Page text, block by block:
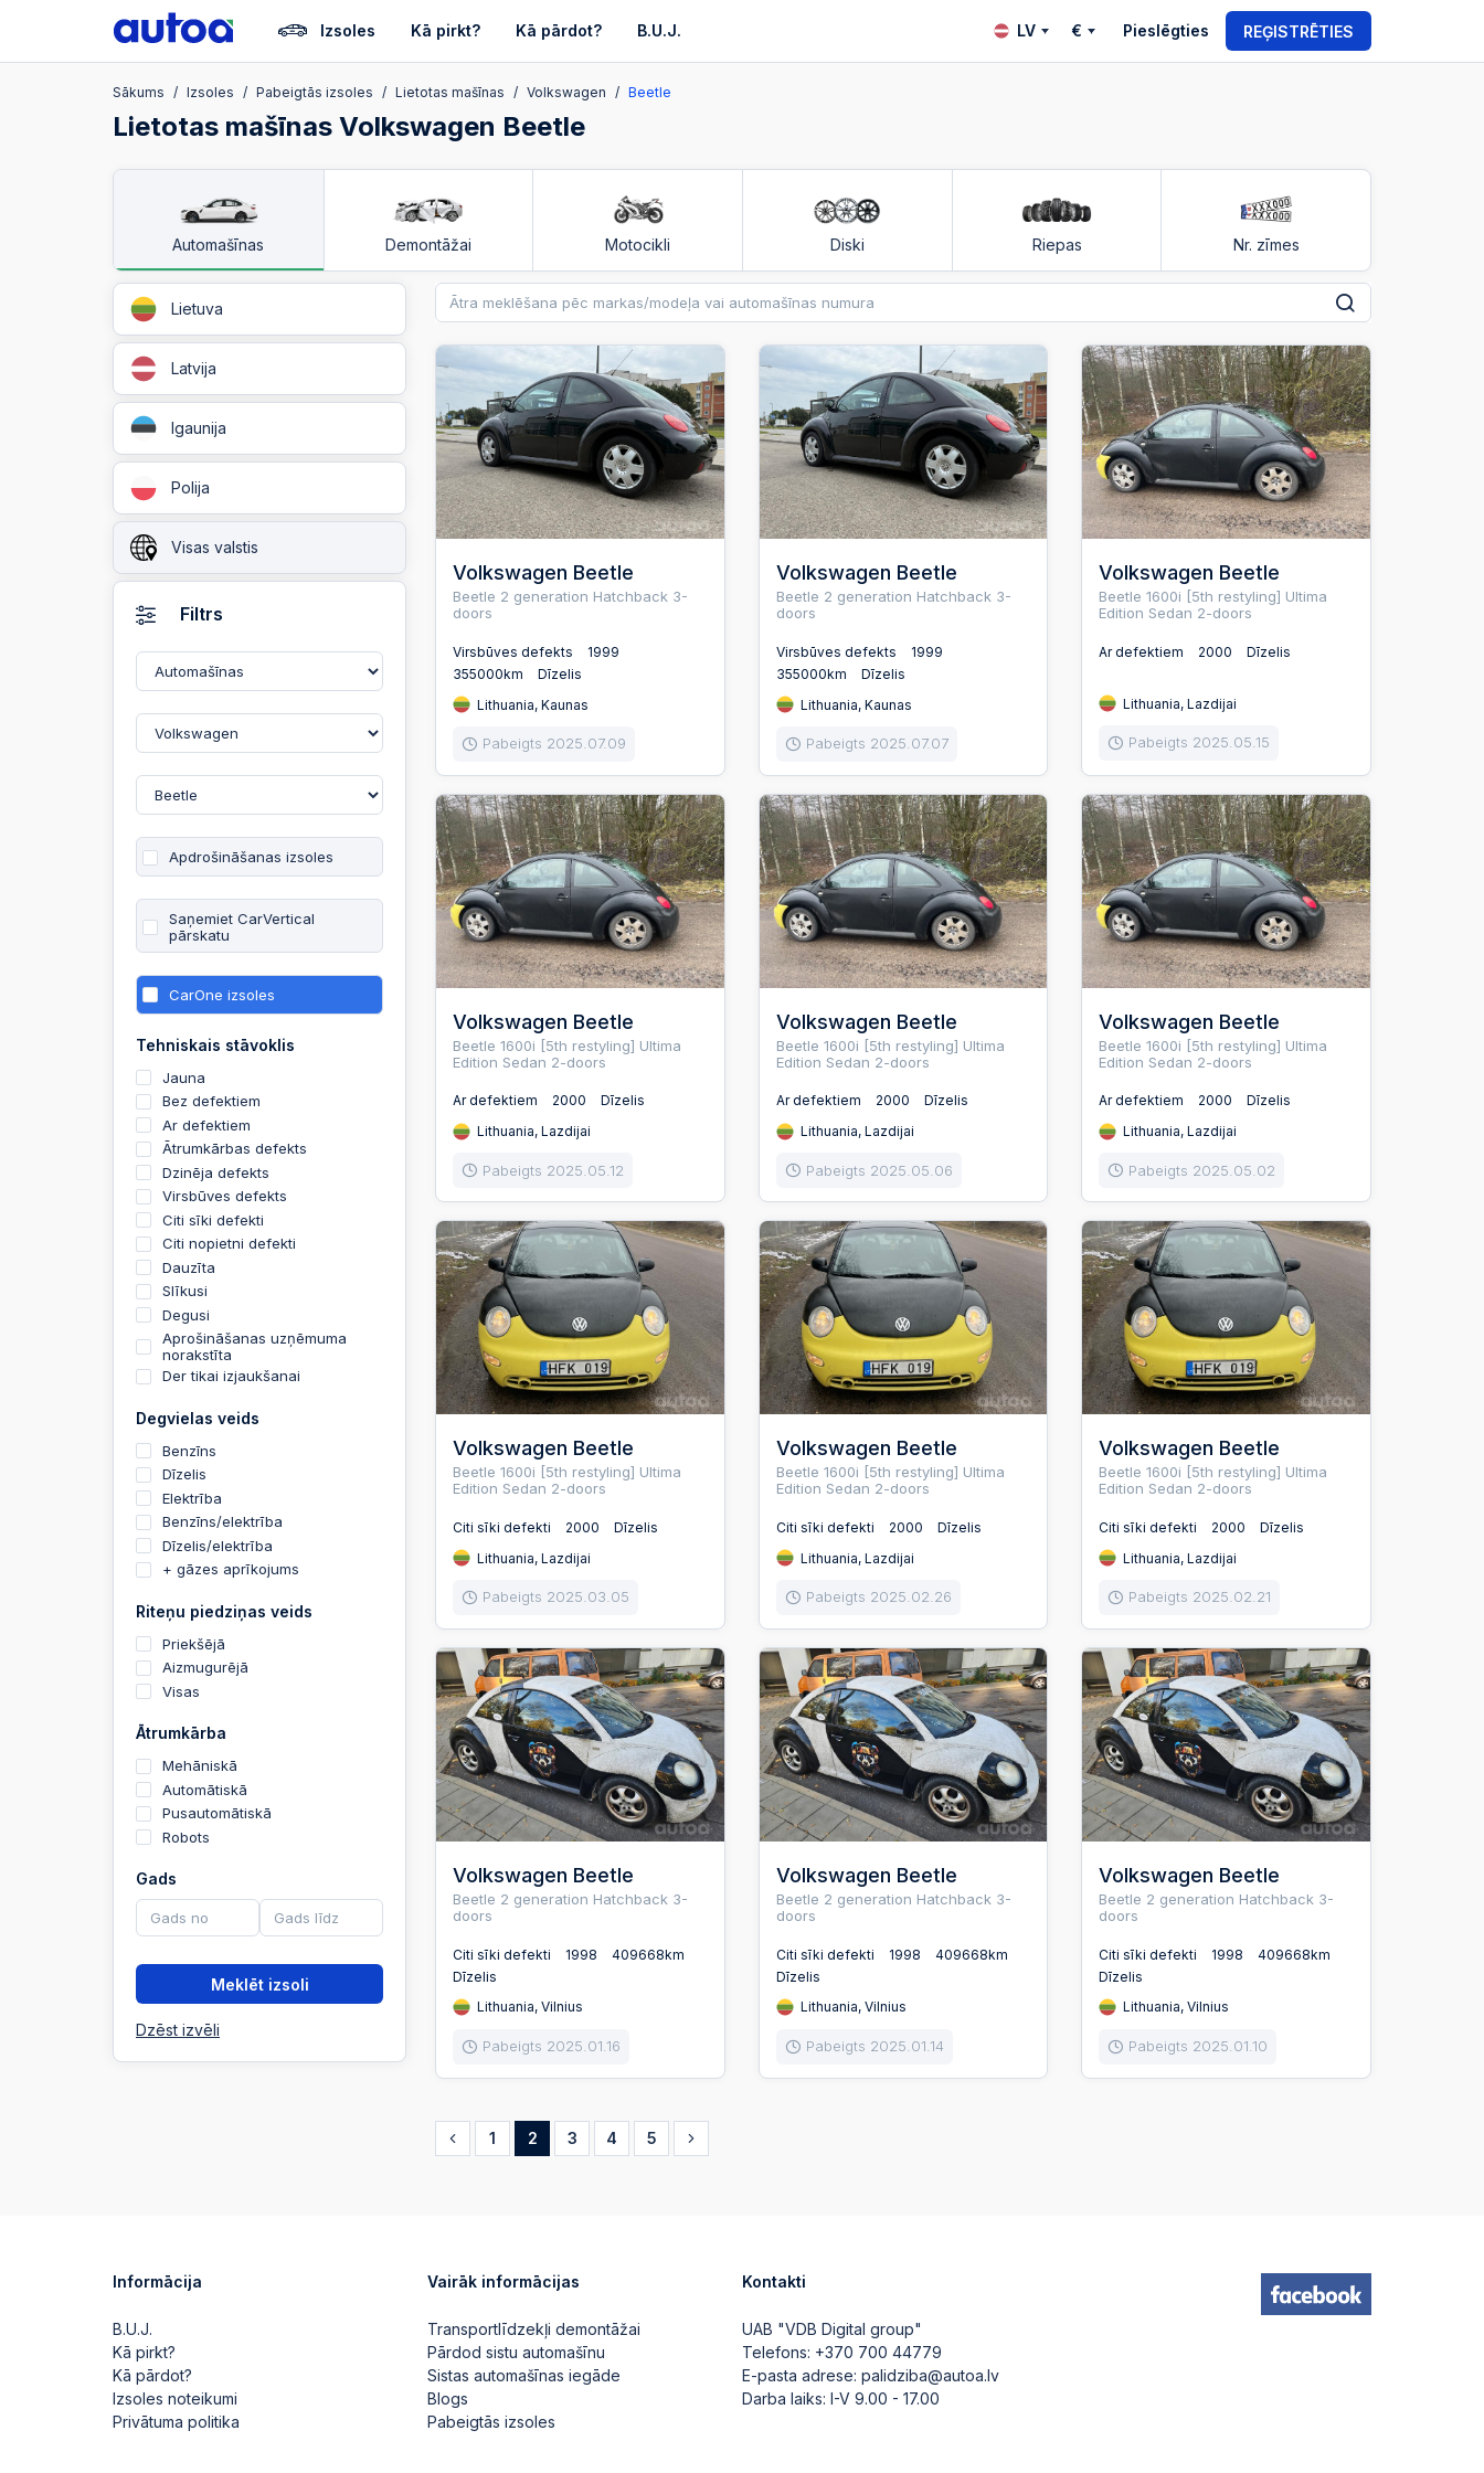
Izsoles Kā pirkt? Kā pārdot? B.U.J. LV € Pieslēgties REĢISTRĒTIES
Sākums Izsoles Pabeigtās izsoles Lietotas mašīnas Volkswagen Beetle
Lietotas mašīnas Volkswagen Beetle
Automašīnas Demontāžai Motocikli Diski Riepas Nr. zīmes
Lietuva
Latvija
Igaunija
Polija
Visas valstis
Filtrs
Apdrošināšanas izsoles
Saņemiet CarVertical
pārskatu
CarOne izsoles
Tehniskais stāvoklis
Jauna
Bez defektiem
Ar defektiem
Ātrumkārbas defekts
Dzinēja defekts
Virsbūves defekts
Citi sīki defekti
Citi nopietni defekti
Dauzīta
Slīkusi
Degusi
Aprošināšanas uzņēmuma
norakstīta
Der tikai izjaukšanai
Degvielas veids
Benzīns
Dīzelis
Elektrība
Benzīns/elektrība
Dīzelis/elektrība
+ gāzes aprīkojums
Riteņu piedziņas veids
Priekšējā
Aizmugurējā
Visas
Ātrumkārba
Mehāniskā
Automātiskā
Pusautomātiskā
Robots
Gads
Meklēt izsoli
Dzēst izvēli
Volkswagen Beetle
Beetle 2 generation Hatchback 3-
doors
Virsbūves defekts
1999
355000km
Dīzelis
Lithuania, Kaunas
Pabeigts 2025.07.09
Volkswagen Beetle
Beetle 2 generation Hatchback 3-
doors
Virsbūves defekts
1999
355000km
Dīzelis
Lithuania, Kaunas
Pabeigts 2025.07.07
Volkswagen Beetle
Beetle 1600i [5th restyling] Ultima
Edition Sedan 2-doors
Ar defektiem 2000 Dīzelis
Lithuania, Lazdijai
Pabeigts 2025.05.15
Volkswagen Beetle
Beetle 1600i [5th restyling] Ultima
Edition Sedan 2-doors
Ar defektiem 2000
Dīzelis
Lithuania, Lazdijai
Pabeigts 2025.05.12
Volkswagen Beetle
Beetle 1600i [5th restyling] Ultima
Edition Sedan 2-doors
Ar defektiem 2000
Dīzelis
Lithuania, Lazdijai
Pabeigts 2025.05.06
Volkswagen Beetle
Beetle 1600i [5th restyling] Ultima
Edition Sedan 2-doors
Ar defektiem 2000
Dīzelis
Lithuania, Lazdijai
Pabeigts 2025.05.02
Volkswagen Beetle
Beetle 1600i [5th restyling] Ultima
Edition Sedan 2-doors
Citi sīki defekti 2000
Dīzelis
Lithuania, Lazdijai
Pabeigts 2025.03.05
Volkswagen Beetle
Beetle 1600i [5th restyling] Ultima
Edition Sedan 2-doors
Citi sīki defekti 2000
Dīzelis
Lithuania, Lazdijai
Pabeigts 2025.02.26
Volkswagen Beetle
Beetle 1600i [5th restyling] Ultima
Edition Sedan 2-doors
Citi sīki defekti 2000
Dīzelis
Lithuania, Lazdijai
Pabeigts 2025.02.21
Volkswagen Beetle
Beetle 2 generation Hatchback 3-
doors
Citi sīki defekti 1998
409668km
Dīzelis
Lithuania, Vilnius
Pabeigts 2025.01.16
Volkswagen Beetle
Beetle 2 generation Hatchback 3-
doors
Citi sīki defekti 1998
409668km
Dīzelis
Lithuania, Vilnius
Pabeigts 2025.01.14
Volkswagen Beetle
Beetle 2 generation Hatchback 3-
doors
Citi sīki defekti 1998
409668km
Dīzelis
Lithuania, Vilnius
Pabeigts 2025.01.10
1 2 3 4 5
Informācija
B.U.J.
Kā pirkt?
Kā pārdot?
Izsoles noteikumi
Privātuma politika
Vairāk informācijas
Transportlīdzekļi demontāžai
Pārdod sistu automašīnu
Sistas automašīnas iegāde
Blogs
Pabeigtās izsoles
Kontakti
UAB "VDB Digital group"
Telefons: +370 700 44779
E-pasta adrese: palidziba@autoa.lv
Darba laiks: I-V 9.00 - 17.00